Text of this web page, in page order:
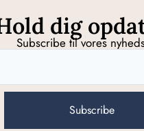
dig
Subscribe til vores
Subscribe